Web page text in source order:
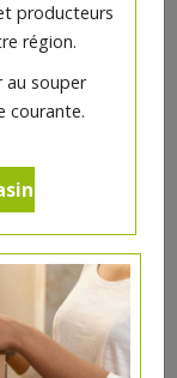
producteurs
région.
souper
courante.